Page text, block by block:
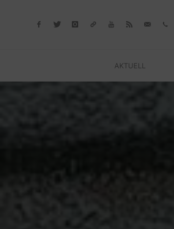
AKTUELL